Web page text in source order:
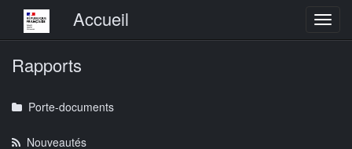
Menu principalAccueil
Rapports
Porte-documents
Nouveautés